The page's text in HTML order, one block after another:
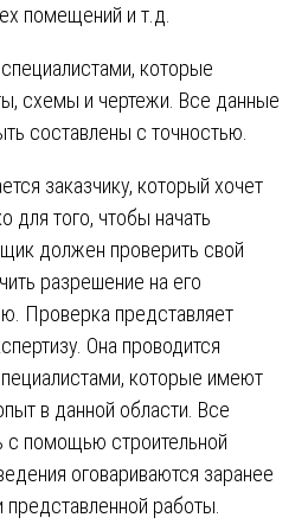
помещений и т.д.
которые
схемы и чертежи. Все данные
составлены с точностью.
заказчику, который хочет
для того, чтобы начать
должен проверить свой
разрешение на его
Проверка представляет
Она проводится
которые имеют
в данной области. Все
с помощью строительной
оговариваются заранее
работы.